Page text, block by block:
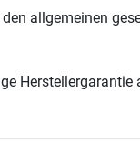
allgemeinen
Herstellergarantie